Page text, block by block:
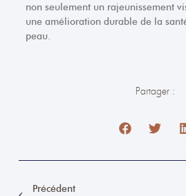
non seulement un rajeunissement
une amélioration durable de la
peau.
Partager :
Précédent